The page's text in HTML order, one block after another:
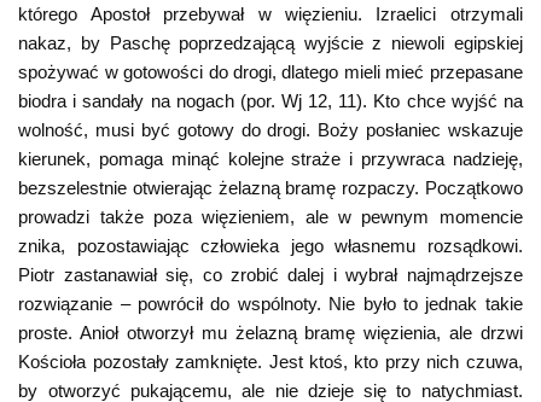
którego Apostoł przebywał w więzieniu. Izraelici otrzymali
nakaz, by Paschę poprzedzającą wyjście z niewoli egipskiej
spożywać w gotowości do drogi, dlatego mieli mieć przepasane
biodra i sandały na nogach (por. Wj 12, 11). Kto chce wyjść na
wolność, musi być gotowy do drogi. Boży posłaniec wskazuje
kierunek, pomaga minąć kolejne straże i przywraca nadzieję,
bezszelestnie otwierając żelazną bramę rozpaczy. Początkowo
prowadzi także poza więzieniem, ale w pewnym momencie
znika, pozostawiając człowieka jego własnemu rozsądkowi.
Piotr zastanawiał się, co zrobić dalej i wybrał najmądrzejsze
rozwiązanie – powrócił do wspólnoty. Nie było to jednak takie
proste. Anioł otworzył mu żelazną bramę więzienia, ale drzwi
Kościoła pozostały zamknięte. Jest ktoś, kto przy nich czuwa,
by otworzyć pukającemu, ale nie dzieje się to natychmiast.